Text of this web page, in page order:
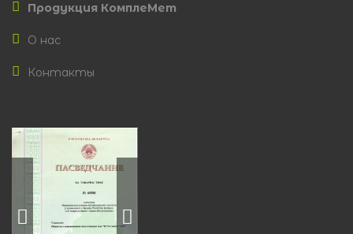
Продукция КомплеМет
О нас
Контакты